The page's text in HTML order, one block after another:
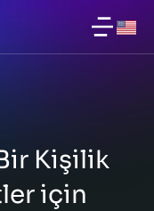
Kişilik
için